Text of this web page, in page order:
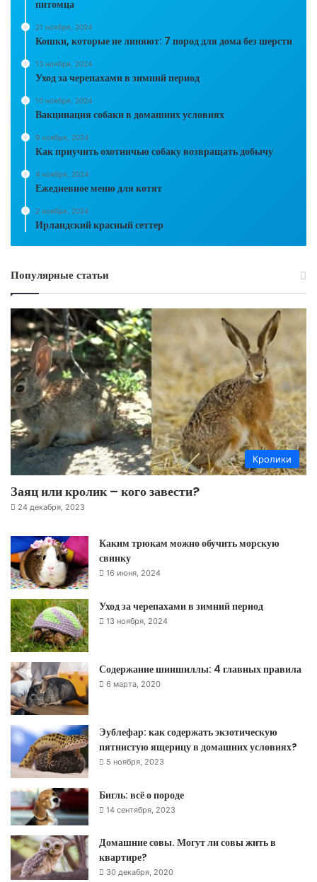
питомца
21 ноября, 2024
Кошки, которые не линяют: 7 пород для дома без шерсти
13 ноября, 2024
Уход за черепахами в зимний период
10 ноября, 2024
Вакцинация собаки в домашних условиях
9 ноября, 2024
Как приучить охотничью собаку возвращать добычу
4 ноября, 2024
Ежедневное меню для котят
2 ноября, 2024
Ирландский красный сеттер
Популярные статьи
Кролики
Заяц или кролик – кого завести?
24 декабря, 2023
Каким трюкам можно обучить морскую
свинку
16 июня, 2024
Уход за черепахами в зимний период
13 ноября, 2024
Содержание шиншиллы: 4 главных правила
6 марта, 2020
Эублефар: как содержать экзотическую
пятнистую ящерицу в домашних условиях?
5 ноября, 2023
Бигль: всё о породе
14 сентября, 2023
Домашние совы. Могут ли совы жить в
квартире?
30 декабря, 2020